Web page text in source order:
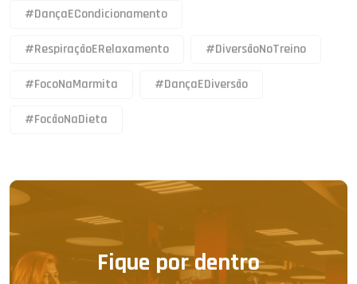
#DançaECondicionamento
#RespiraçãoERelaxamento #DiversãoNoTreino
#FocoNaMarmita #DançaEDiversão
#FocãoNaDieta
Fique por dentro